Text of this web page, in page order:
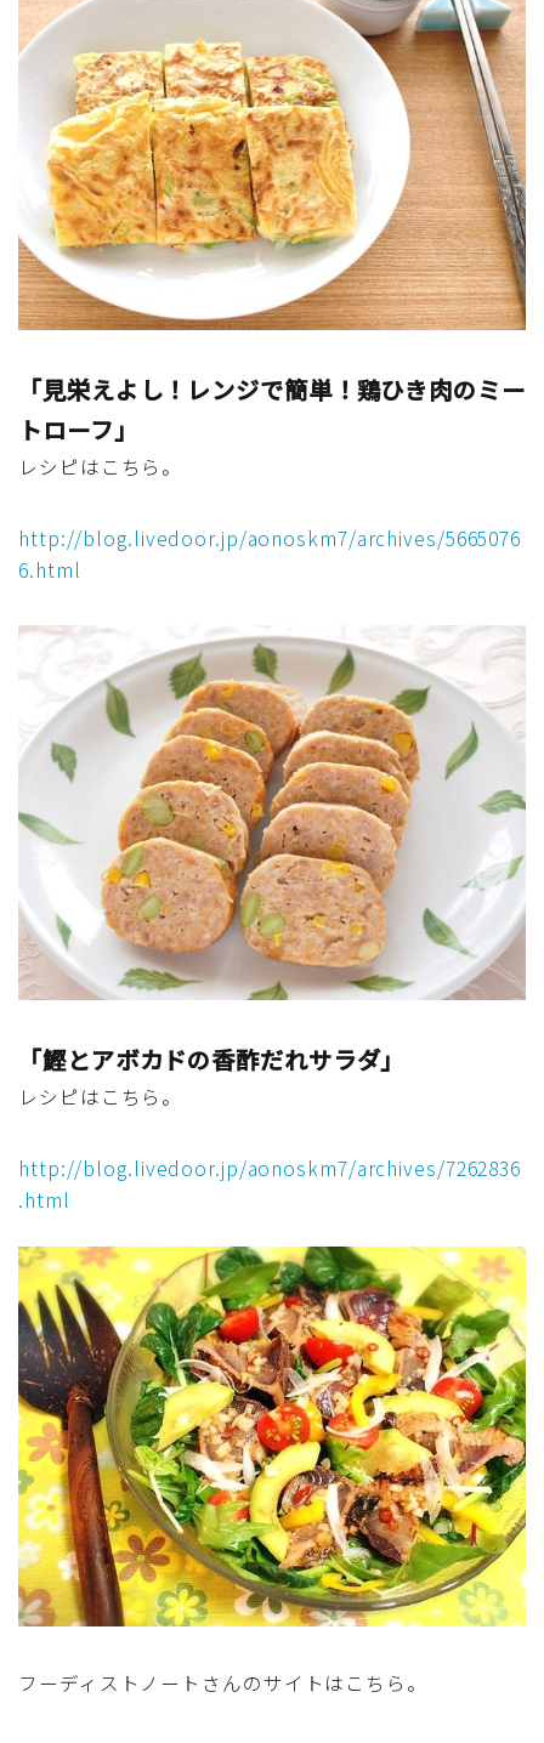
ドリンク・シロップ・ジャム類
その他食材
テーブルコーディネート・食器・調理器具
住・インテリア・小物・植物
離乳食・キッズメニュー
その他徒然
「見栄えよし！レンジで簡単！鶏ひき肉のミー
トローフ」
レシピはこちら。
http://blog.livedoor.jp/aonoskm7/archives/5665076
6.html
「鰹とアボカドの香酢だれサラダ」
レシピはこちら。
http://blog.livedoor.jp/aonoskm7/archives/7262836
.html
フーディストノートさんのサイトはこちら。